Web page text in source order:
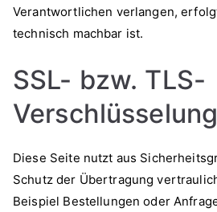
Verantwortlichen verlangen,
technisch machbar ist.
SSL- bzw. TLS-
Verschlüsselung
Diese Seite nutzt aus
Schutz der Übertragung
Beispiel Bestellungen oder